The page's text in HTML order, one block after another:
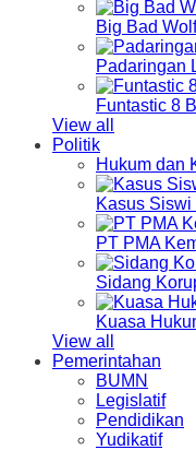
Big Bad
Padaringan
Funtastic 8
View all
Politik
Hukum dan
Kasus
PT PMA
Sidang
Kuasa
View all
Pemerintahan
BUMN
Legislatif
Pendidikan
Yudikatif